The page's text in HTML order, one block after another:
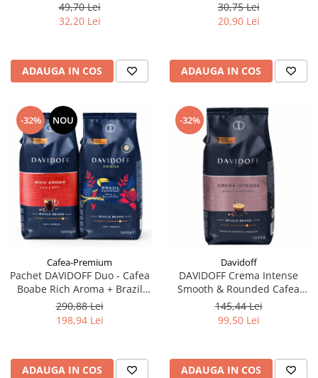
49,70 Lei
32,20 Lei
ADAUGA IN COS
filtre de Ceai
30,75 Lei
20,90 Lei
ADAUGA IN COS
-32% NOU
Cafea-Premium
Pachet DAVIDOFF Duo - Cafea
Boabe Rich Aroma + Brazil
2x1Kg
290,88 Lei
198,94 Lei
ADAUGA IN COS
-32%
Davidoff
DAVIDOFF Crema Intense
Smooth & Rounded Cafea
Boabe 1Kg
145,44 Lei
99,50 Lei
ADAUGA IN COS